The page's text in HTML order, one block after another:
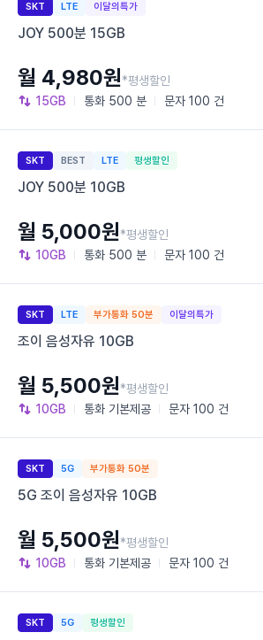
SKT LTE 이달의특가
JOY 500분 15GB
15GB 통화 500 분 문자 100 건
월 4,980원*평생할인
SKT BEST LTE 평생할인
JOY 500분 10GB
10GB 통화 500 분 문자 100 건
월 5,000원*평생할인
SKT LTE 부가통화 50분 이달의특가
조이 음성자유 10GB
10GB 통화 기본제공 문자 100 건
월 5,500원*평생할인
SKT 5G 부가통화 50분
5G 조이 음성자유 10GB
10GB 통화 기본제공 문자 100 건
월 5,500원*평생할인
SKT 5G 평생할인